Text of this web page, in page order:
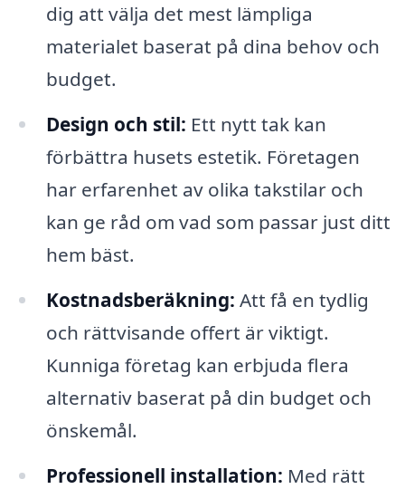
dig att välja det mest lämpliga
materialet baserat på dina behov och
budget.
Design och stil: Ett nytt tak kan
förbättra husets estetik. Företagen
har erfarenhet av olika takstilar och
kan ge råd om vad som passar just ditt
hem bäst.
Kostnadsberäkning: Att få en tydlig
och rättvisande offert är viktigt.
Kunniga företag kan erbjuda flera
alternativ baserat på din budget och
önskemål.
Professionell installation: Med rätt